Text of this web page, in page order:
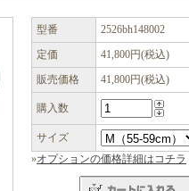
型番
2526bh148002
定価
41,800円(税込)
販売価格
41,800円(税込)
購入数
サイズ
»オプションの価格詳細はコチラ